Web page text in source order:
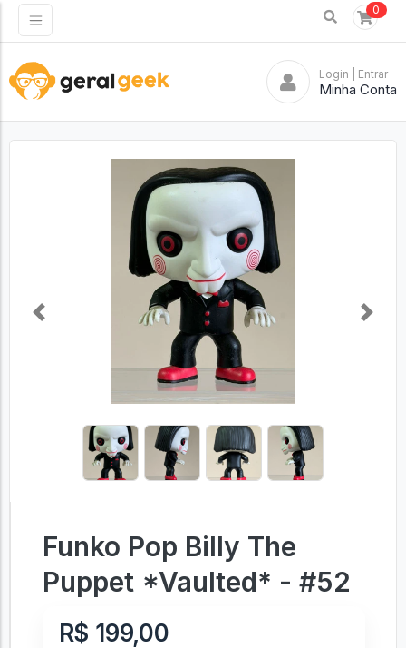
0
Login | Entrar
Minha Conta
Previous Next
Funko Pop Billy The
Puppet *Vaulted* - #52
R$ 199,00